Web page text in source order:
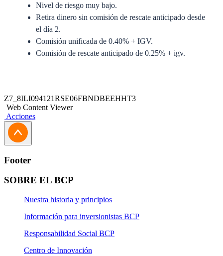
Nivel de riesgo muy bajo.
Retira dinero sin comisión de rescate anticipado desde
el día 2.
Comisión unificada de 0.40% + IGV.
Comisión de rescate anticipado de 0.25% + igv.
Prospecto Simplificado
Solicitud de Traspaso
Solicitud de Rescate Programado
Solicitud de Suscripción
Solicitud de Suscripción Programada
Z7_8ILI094121RSE06FBNDBEEHHT3
Web Content Viewer
Acciones
Footer
SOBRE EL BCP
Nuestra historia y principios
Información para inversionistas BCP
Responsabilidad Social BCP
Centro de Innovación